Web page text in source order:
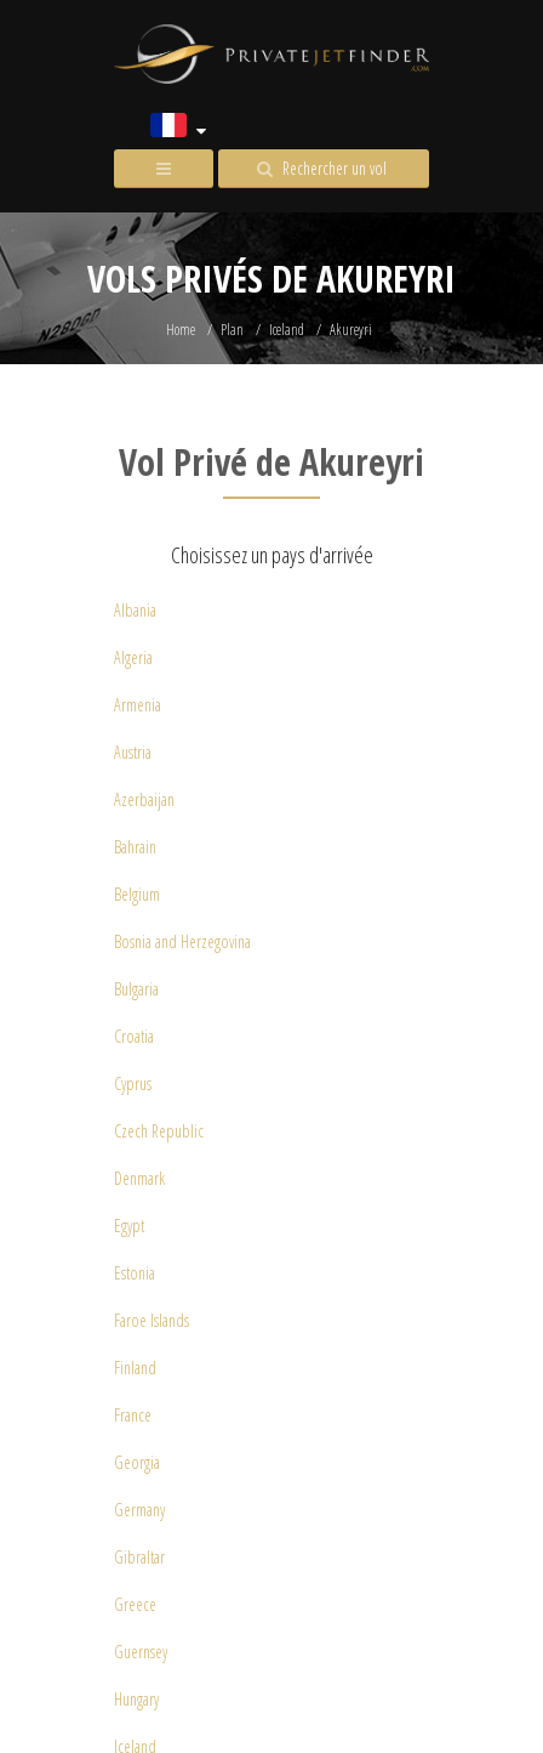
Rechercher un vol
VOLS PRIVÉS DE AKUREYRI
Home Plan Iceland Akureyri
Vol Privé de Akureyri
Choisissez un pays d'arrivée
Albania
Algeria
Armenia
Austria
Azerbaijan
Bahrain
Belgium
Bosnia and Herzegovina
Bulgaria
Croatia
Cyprus
Czech Republic
Denmark
Egypt
Estonia
Faroe Islands
Finland
France
Georgia
Germany
Gibraltar
Greece
Guernsey
Hungary
Iceland